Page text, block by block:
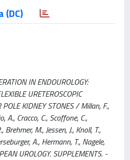
(DC)
IN ENDOUROLOGY:
URETEROSCOPIC
POLE KIDNEY STONES / Millan, F.,
A., Cracco, C., Scoffone, C.,
Brehmer, M., Jessen, J., Knoll, T.,
A., Hermann, T., Nagele,
UROLOGY. SUPPLEMENTS. -